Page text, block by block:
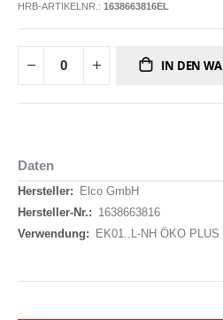
HRB-ARTIKELNR.: 1638663816EL
IN DEN
Daten
Daten
Elco GmbH
1638663816
EK01..L-NH ÖKO PLUS